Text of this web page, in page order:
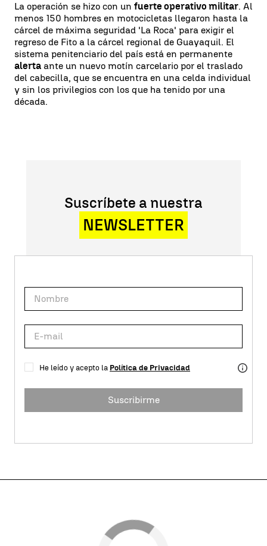
La operación se hizo con un fuerte operativo militar. Al
menos 150 hombres en motocicletas llegaron hasta la
cárcel de máxima seguridad 'La Roca' para exigir el
regreso de Fito a la cárcel regional de Guayaquil. El
sistema penitenciario del país está en permanente
alerta ante un nuevo motín carcelario por el traslado
del cabecilla, que se encuentra en una celda individual
y sin los privilegios con los que ha tenido por una
década.
Suscríbete a nuestra
NEWSLETTER
He leído y acepto la Política de Privacidad
Suscribirme